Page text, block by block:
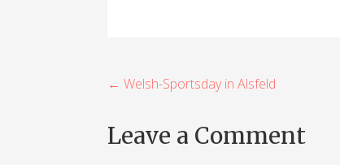
B
i
← Welsh-Sportsday in Alsfeld
Leave a Comment